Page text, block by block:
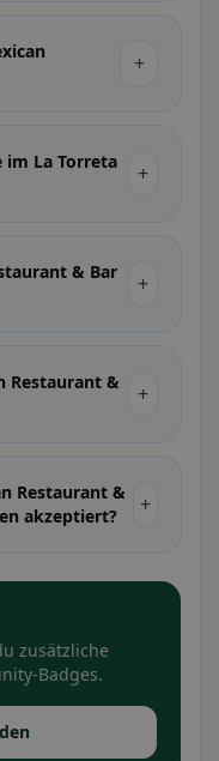
+
im La Torreta
+
& Bar
+
Restaurant &
+
Restaurant &
akzeptiert?
+
zusätzliche
Badges.